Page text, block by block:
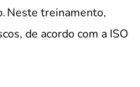
Neste treinamento,
de acordo com a ISO